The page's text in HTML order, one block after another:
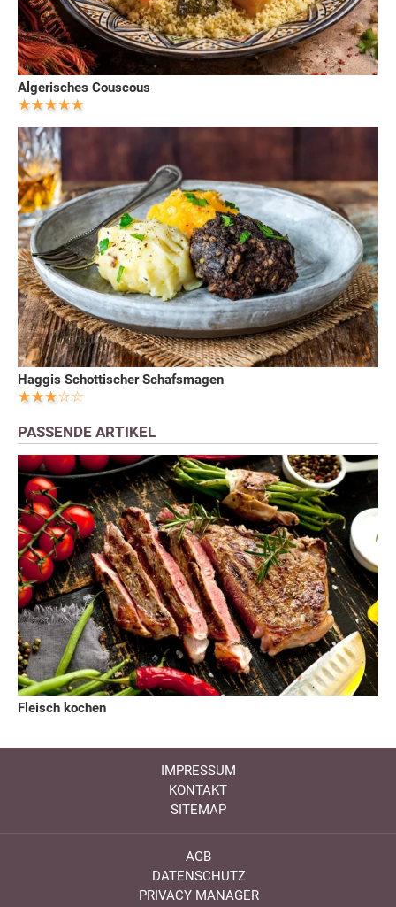
Algerisches Couscous
Haggis Schottischer Schafsmagen
PASSENDE ARTIKEL
Fleisch kochen
IMPRESSUM
KONTAKT
SITEMAP
AGB
DATENSCHUTZ
PRIVACY MANAGER